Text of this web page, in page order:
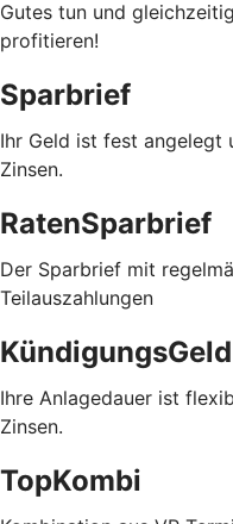
Gutes tun und
profitieren!
Sparbrief
Ihr Geld ist fest angelegt
Zinsen.
RatenSparbrief
Der Sparbrief mit
Teilauszahlungen
KündigungsGeld
Ihre Anlagedauer ist
Zinsen.
TopKombi